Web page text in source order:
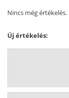
Nincs még értékelés.
Új értékelés: